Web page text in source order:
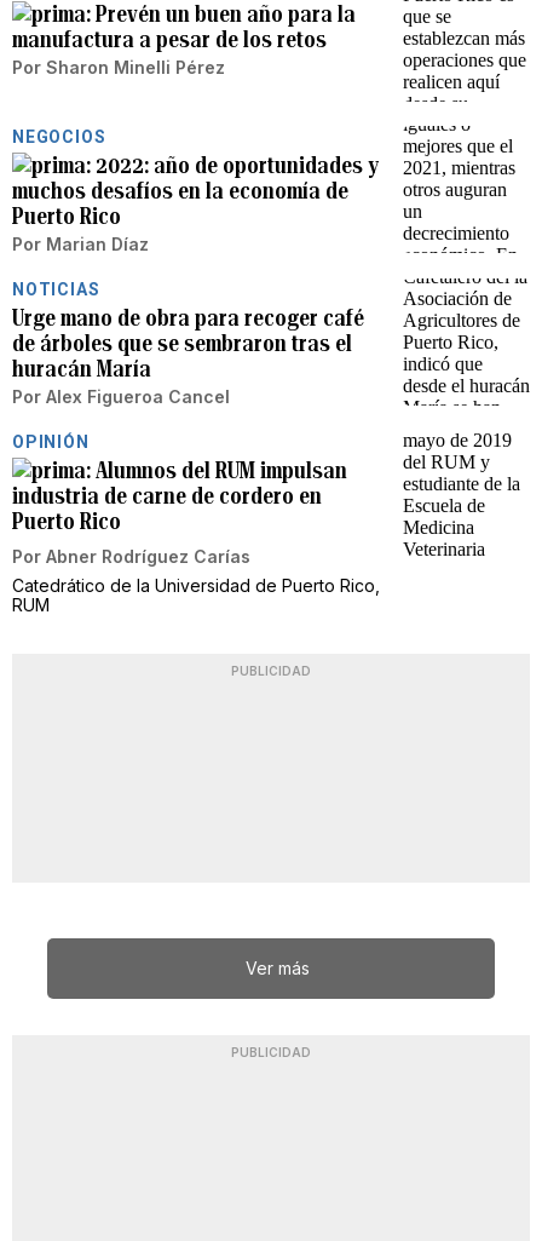
Prevén un buen año para la
manufactura a pesar de los retos
Por Sharon Minelli Pérez
NEGOCIOS
2022: año de oportunidades y
muchos desafíos en la economía de
Puerto Rico
Por Marian Díaz
NOTICIAS
Urge mano de obra para recoger café
de árboles que se sembraron tras el
huracán María
Por Alex Figueroa Cancel
OPINIÓN
Alumnos del RUM impulsan
industria de carne de cordero en
Puerto Rico
Por Abner Rodríguez Carías
Catedrático de la Universidad de Puerto Rico,
RUM
PUBLICIDAD
Ver más
PUBLICIDAD